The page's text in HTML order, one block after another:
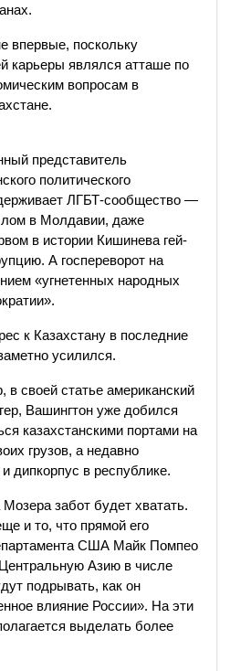
впервые, поскольку
карьеры являлся атташе по
вопросам в
представитель
политического
ЛГБТ-сообщество —
в Молдавии, даже
в истории Кишинева гей-
А госпереворот на
«угнетенных народных
к Казахстану в последние
усилился.
в своей статье американский
Вашингтон уже добился
казахстанскими портами на
грузов, а недавно
дипкорпус в республике.
забот будет хватать.
и то, что прямой его
США Майк Помпео
Азию в числе
подрывать, как он
влияние России». На эти
выделать более